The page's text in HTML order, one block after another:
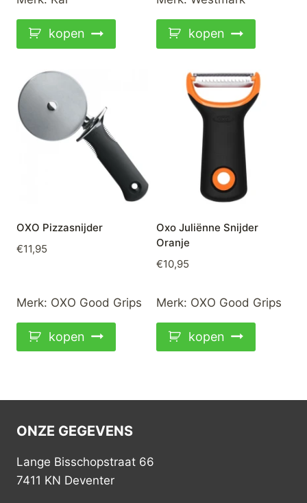
kopen kopen
OXO Pizzasnijder
€11,95
Merk: OXO Good Grips
kopen
Oxo Juliënne Snijder
Oranje
€10,95
Merk: OXO Good Grips
kopen
ONZE GEGEVENS
Lange Bisschopstraat 66
7411 KN Deventer